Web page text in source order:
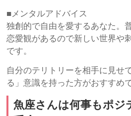
■メンタルアドバイス
独創的で自由を愛するあなた。
恋愛観があるので新しい世界や
です。
自分のテリトリーを相手に見せ
る」意識を持った方がおすすめ
魚座さんは何事もポジ